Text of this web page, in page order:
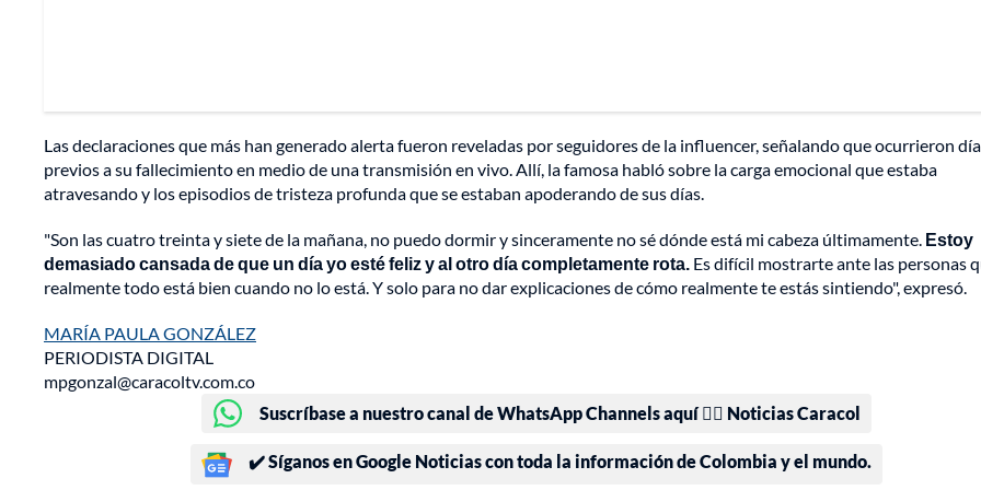
Las declaraciones que más han generado alerta fueron reveladas por seguidores de la influencer, señalando que ocurrieron
previos a su fallecimiento en medio de una transmisión en vivo. Allí, la famosa habló sobre la carga emocional que estaba
atravesando y los episodios de tristeza profunda que se estaban apoderando de sus días.
"Son las cuatro treinta y siete de la mañana, no puedo dormir y sinceramente no sé dónde está mi cabeza últimamente. Estoy
demasiado cansada de que un día yo esté feliz y al otro día completamente rota. Es difícil mostrarte ante las personas
realmente todo está bien cuando no lo está. Y solo para no dar explicaciones de cómo realmente te estás sintiendo", expresó.
MARÍA PAULA GONZÁLEZ
PERIODISTA DIGITAL
mpgonzal@caracoltv.com.co
Suscríbase a nuestro canal de WhatsApp Channels aquí 👉🏻 Noticias Caracol
✔️ Síganos en Google Noticias con toda la información de Colombia y el mundo.